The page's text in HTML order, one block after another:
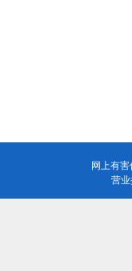
网上有
营业